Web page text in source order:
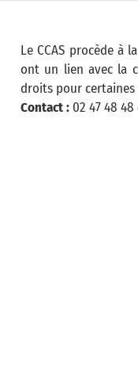
Le CCAS procède à
ont un lien avec la
droits pour
Contact : 02 47 48 48